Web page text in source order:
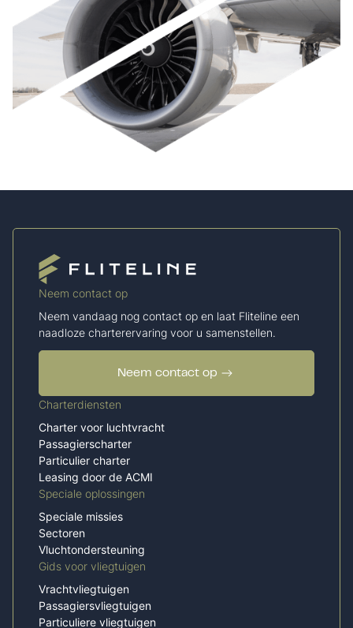
Neem contact op
Neem vandaag nog contact op en laat Fliteline een
naadloze charterervaring voor u samenstellen.
Neem contact op
Charterdiensten
Charter voor luchtvracht
Passagierscharter
Particulier charter
Leasing door de ACMI
Speciale oplossingen
Speciale missies
Sectoren
Vluchtondersteuning
Gids voor vliegtuigen
Vrachtvliegtuigen
Passagiersvliegtuigen
Particuliere vliegtuigen